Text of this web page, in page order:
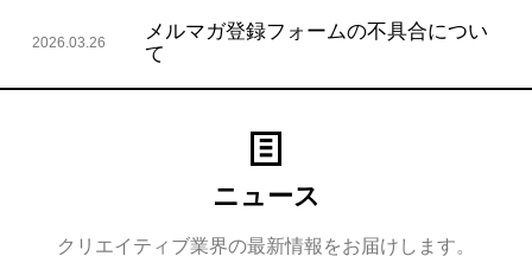
2026.03.26
メルマガ登録フォームの不具合につい
て
ニュース
クリエイティブ業界の最新情報をお届けします。